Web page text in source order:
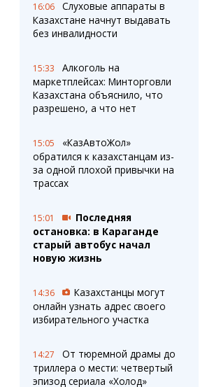
16:06
Слуховые аппараты в
Казахстане начнут выдавать
без инвалидности
15:33
Алкоголь на
маркетплейсах: Минторговли
Казахстана объяснило, что
разрешено, а что нет
15:05
«КазАвтоЖол»
обратился к казахстанцам из-
за одной плохой привычки на
трассах
15:01
Последняя
остановка: в Караганде
старый автобус начал
новую жизнь
14:36
Казахстанцы могут
онлайн узнать адрес своего
избирательного участка
14:27
От тюремной драмы до
триллера о мести: четвертый
эпизод сериала «Холод»